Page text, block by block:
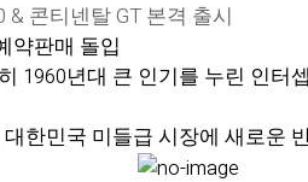
콘티넨탈 GT 본격 출시
약판매 돌입
1960년대 큰 인기를 누린 인
한민국 미들급 시장에 새로운